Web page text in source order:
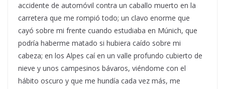
accidente de automóvil contra un caballo muerto en la
carretera que me rompió todo; un clavo enorme que
cayó sobre mi frente cuando estudiaba en Múnich, que
podría haberme matado si hubiera caído sobre mi
cabeza; en los Alpes caí en un valle profundo cubierto de
nieve y unos campesinos bávaros, viéndome con el
hábito oscuro y que me hundía cada vez más, me